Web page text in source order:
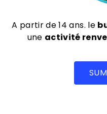
A partir de 14 ans. le
une activité